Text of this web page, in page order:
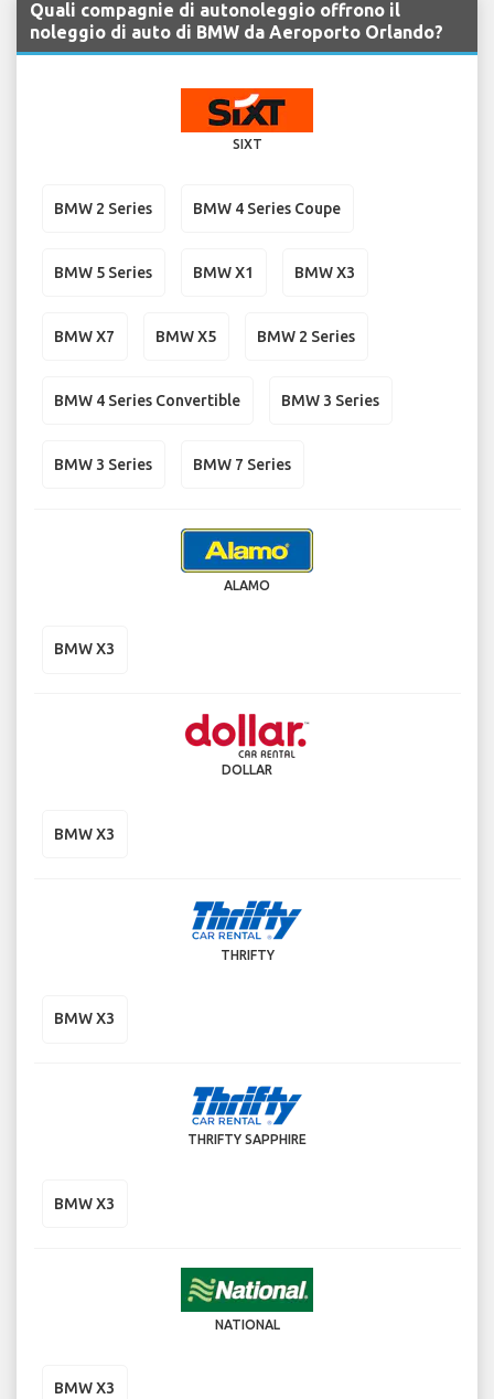
Quali compagnie di autonoleggio offrono il
noleggio di auto di BMW da Aeroporto Orlando?
SIXT
BMW 2 Series BMW 4 Series Coupe
BMW 5 Series BMW X1 BMW X3
BMW X7 BMW X5 BMW 2 Series
BMW 4 Series Convertible BMW 3 Series
BMW 3 Series BMW 7 Series
ALAMO
BMW X3
DOLLAR
BMW X3
THRIFTY
BMW X3
THRIFTY SAPPHIRE
BMW X3
NATIONAL
BMW X3